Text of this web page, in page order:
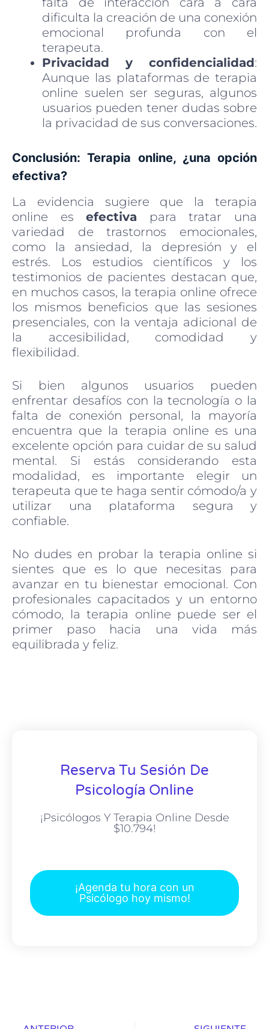
dificulta la creación de una conexión
emocional profunda con el
terapeuta.
Privacidad y confidencialidad:
Aunque las plataformas de terapia
online suelen ser seguras, algunos
usuarios pueden tener dudas sobre
la privacidad de sus conversaciones.
Conclusión: Terapia online, ¿una opción
efectiva?
La evidencia sugiere que la terapia
online esefectiva para tratar una
variedad de trastornos emocionales,
como la ansiedad, la depresión y el
estrés. Los estudios científicos y los
testimonios de pacientes destacan que,
en muchos casos, la terapia online ofrece
los mismos beneficios que las sesiones
presenciales, con la ventaja adicional de
la accesibilidad, comodidad y
flexibilidad.
Si bien algunos usuarios pueden
enfrentar desafíos con la tecnología o la
falta de conexión personal, la mayoría
encuentra que la terapia online es una
excelente opción para cuidar de su salud
mental. Si estás considerando esta
modalidad, es importante elegir un
terapeuta que te haga sentir cómodo/a y
utilizar una plataforma segura y
confiable.
No dudes en probar la terapia online si
sientes que es lo que necesitas para
avanzar en tu bienestar emocional. Con
profesionales capacitados y un entorno
cómodo, la terapia online puede ser el
primer paso hacia una vida más
equilibrada y feliz.
Reserva Tu Sesión De
Psicología Online
¡Psicólogos Y Terapia Online Desde
$10.794!
¡Agenda tu hora con un
Psicólogo hoy mismo!